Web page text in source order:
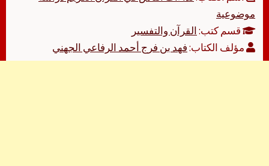
موضوعية
قسم كتب:القرآن والتفسير
مؤلف الكتاب:فهد بن فرج أحمد الرفاعي الجهني